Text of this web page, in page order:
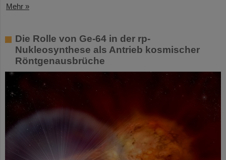
Mehr »
Die Rolle von Ge-64 in der rp-
Nukleosynthese als Antrieb kosmischer
Röntgenausbrüche